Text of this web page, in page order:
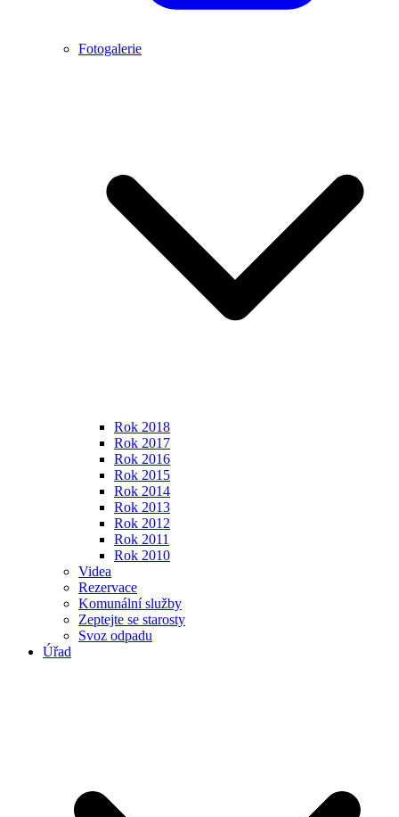
Fotogalerie
Rok 2018
Rok 2017
Rok 2016
Rok 2015
Rok 2014
Rok 2013
Rok 2012
Rok 2011
Rok 2010
Videa
Rezervace
Komunální služby
Zeptejte se starosty
Svoz odpadu
Úřad